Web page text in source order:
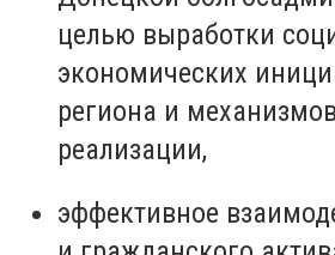
целью выработки
экономических
региона и
реализации,
эффективное